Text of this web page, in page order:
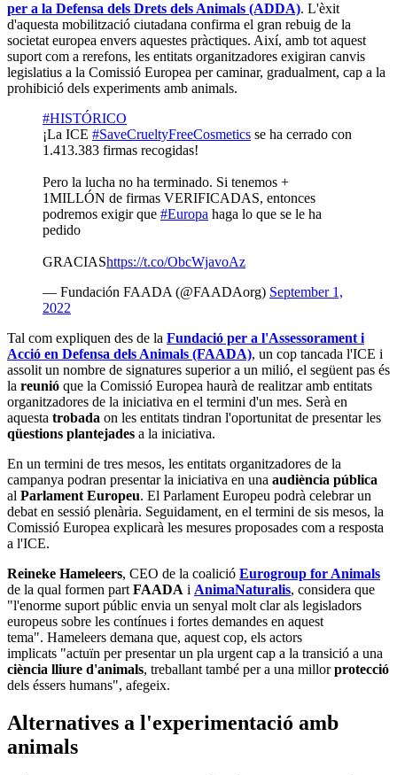
per a la Defensa dels Drets dels Animals (ADDA). L'èxit
d'aquesta mobilització ciutadana confirma el gran rebuig de la
societat europea envers aquestes pràctiques. Així, amb tot aquest
suport com a rerefons, les entitats organitzadores exigiran canvis
legislatius a la Comissió Europea per caminar, gradualment, cap a la
prohibició dels experiments amb animals.
#HISTÓRICO
¡La ICE #SaveCrueltyFreeCosmetics se ha cerrado con
1.413.383 firmas recogidas!
Pero la lucha no ha terminado. Si tenemos +
1MILLÓN de firmas VERIFICADAS, entonces
podremos exigir que #Europa haga lo que se le ha
pedido
GRACIAShttps://t.co/ObcWjavoAz
— Fundación FAADA (@FAADAorg) September 1,
2022
Tal com expliquen des de la Fundació per a l'Assessorament i
Acció en Defensa dels Animals (FAADA), un cop tancada l'ICE i
assolit un nombre de signatures superior a un milió, el següent pas és
la reunió que la Comissió Europea haurà de realitzar amb entitats
organitzadores de la iniciativa en el termini d'un mes. Serà en
aquesta trobada on les entitats tindran l'oportunitat de presentar les
qüestions plantejades a la iniciativa.
En un termini de tres mesos, les entitats organitzadores de la
campanya podran presentar la iniciativa en una audiència pública
al Parlament Europeu. El Parlament Europeu podrà celebrar un
debat en sessió plenària. Seguidament, en el termini de sis mesos, la
Comissió Europea explicarà les mesures proposades com a resposta
a l'ICE.
Reineke Hameleers, CEO de la coalició Eurogroup for Animals
de la qual formen partFAADA i AnimaNaturalis, considera que
"l'enorme suport públic envia un senyal molt clar als legisladors
europeus sobre les contínues i fortes demandes en aquest
tema". Hameleers demana que, aquest cop, els actors
implicats "actuïn per presentar un pla urgent cap a la transició a una
ciència lliure d'animals, treballant també per a una millorprotecció
dels éssers humans", afegeix.
Alternatives a l'experimentació amb
animals